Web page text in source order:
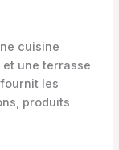
cuisine
une terrasse
les
produits